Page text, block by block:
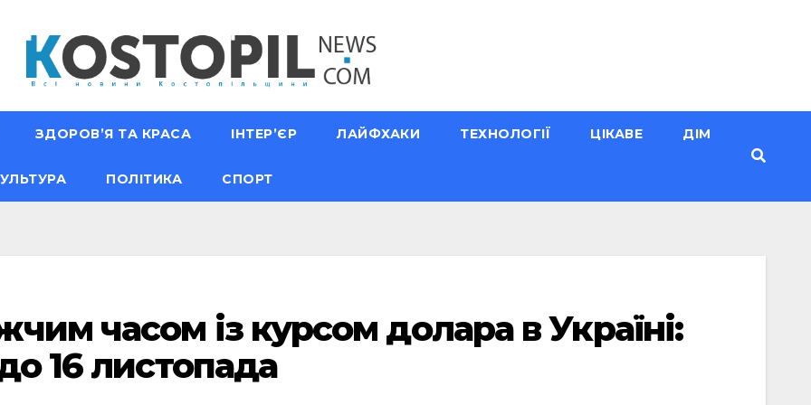
ЗДОРОВ’Я ТА КРАСА ІНТЕР’ЄР ЛАЙФХАКИ ТЕХНОЛОГІЇ ЦІКАВЕ ДІМ
ПОЛІТИКА СПОРТ
часом із курсом долара в Україні:
16 листопада